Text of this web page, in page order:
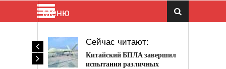
Меню
Сейчас читают:
Китайский БПЛА завершил
испытания различных